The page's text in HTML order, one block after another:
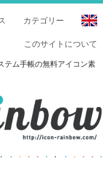
カテゴリー
このサイトについて
テム手帳の無料アイコン素